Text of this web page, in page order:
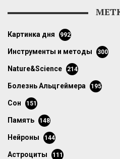
картинка дня 992
инструменты и методы 300
Nature&Science 214
болезнь Альцгеймера 195
сон 151
память 148
нейроны 144
астроциты 111